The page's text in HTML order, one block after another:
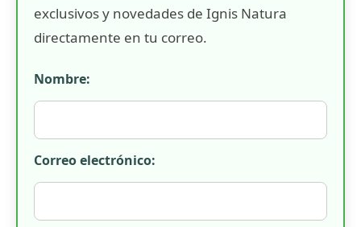
exclusivos y novedades de Ignis Natura
directamente en tu correo.
Nombre:
Correo electrónico: